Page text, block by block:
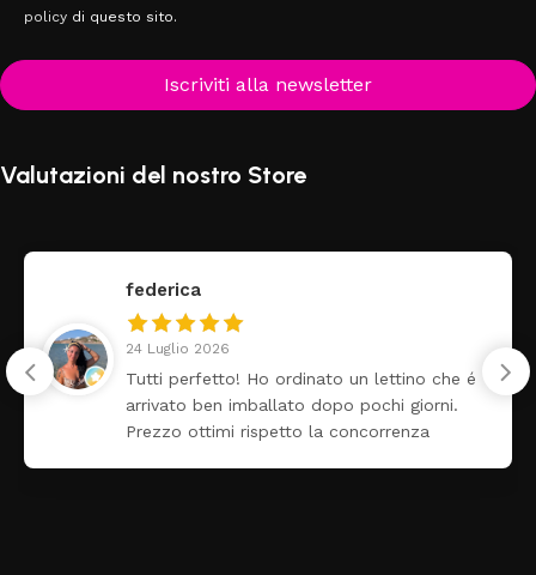
policy di questo sito.
Iscriviti alla newsletter
Valutazioni del nostro Store
federica
24 Luglio 2026
Tutti perfetto! Ho ordinato un lettino che é
arrivato ben imballato dopo pochi giorni.
Prezzo ottimi rispetto la concorrenza